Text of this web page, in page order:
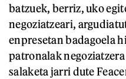
batzuek, berriz, uko
negoziatzeari,
enpresetan badagoela
patronalak
salaketa jarri dute